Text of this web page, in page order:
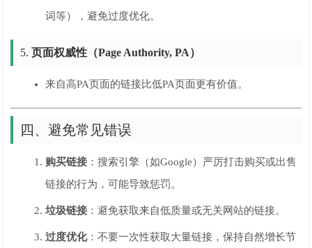
词等），避免过度优化。
5.页面权威性（Page Authority, PA）
来自高PA页面的链接比低PA页面更有价值。
四、避免常见错误
购买链接 ：搜索引擎（如Google）严厉打击购买或出售
链接的行为，可能导致惩罚。
垃圾链接 ：避免获取来自低质量或无关网站的链接。
过度优化：不要一次性获取大量链接，保持自然增长节